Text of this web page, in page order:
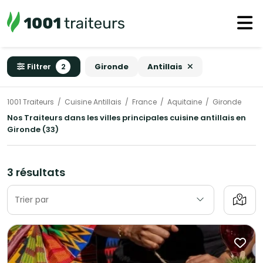
Filtrer 2 Gironde Antillais
1001 Traiteurs Cuisine Antillais France Aquitaine Gironde
Nos Traiteurs dans les villes principales cuisine antillais en
Gironde (33)
3 résultats
Trier par